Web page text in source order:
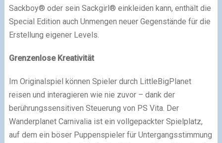
Sackboy® oder sein Sackgirl® einkleiden kann, enthält die
Special Edition auch Unmengen neuer Gegenstände für die
Erstellung eigener Levels.
Grenzenlose Kreativität
Im Originalspiel können Spieler durch LittleBigPlanet
reisen und interagieren wie nie zuvor – dank der
berührungssensitiven Steuerung von PS Vita. Der
Wanderplanet Carnivalia ist ein vollgepackter Spielplatz,
auf dem ein böser Puppenspieler für Untergangsstimmung